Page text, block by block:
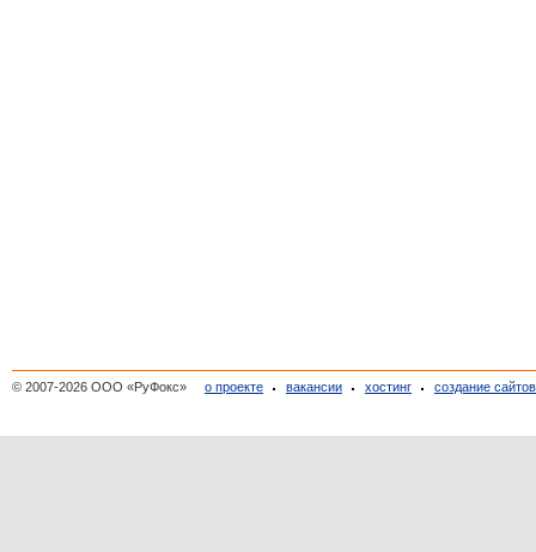
© 2007-2026 ООО «РуФокс» о проекте вакансии хостинг создание сайтов